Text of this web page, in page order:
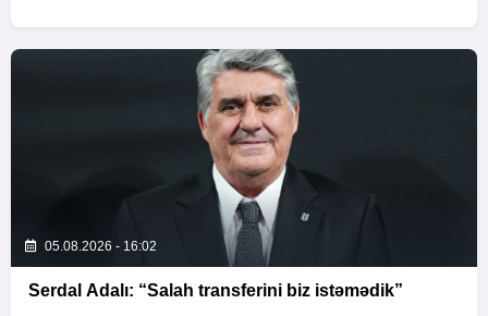
05.08.2026 - 16:02
Serdal Adalı: “Salah transferini biz istəmədik”